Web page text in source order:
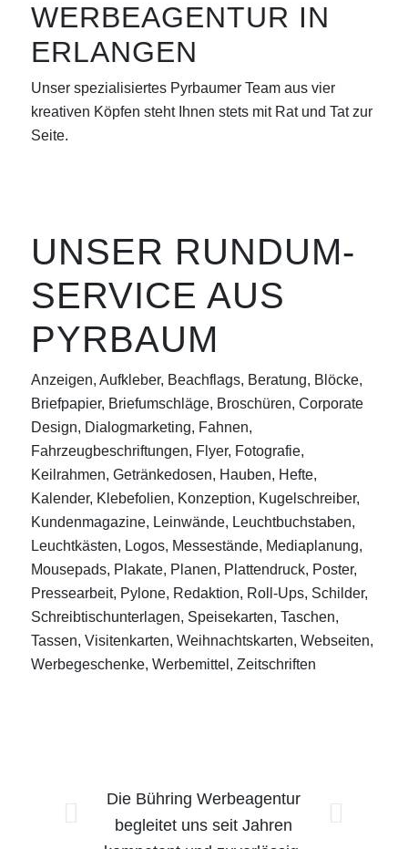
WERBEAGENTUR IN
ERLANGEN
Unser spezialisiertes Pyrbaumer Team aus vier
kreativen Köpfen steht Ihnen stets mit Rat und Tat zur
Seite.
UNSER RUNDUM-
SERVICE AUS
PYRBAUM
Anzeigen, Aufkleber, Beachflags, Beratung, Blöcke,
Briefpapier, Briefumschläge, Broschüren, Corporate
Design, Dialogmarketing, Fahnen,
Fahrzeugbeschriftungen, Flyer, Fotografie,
Keilrahmen, Getränkedosen, Hauben, Hefte,
Kalender, Klebefolien, Konzeption, Kugelschreiber,
Kundenmagazine, Leinwände, Leuchtbuchstaben,
Leuchtkästen, Logos, Messestände, Mediaplanung,
Mousepads, Plakate, Planen, Plattendruck, Poster,
Pressearbeit, Pylone, Redaktion, Roll-Ups, Schilder,
Schreibtischunterlagen, Speisekarten, Taschen,
Tassen, Visitenkarten, Weihnachtskarten, Webseiten,
Werbegeschenke, Werbemittel, Zeitschriften
Die Bühring Werbeagentur
begleitet uns seit Jahren
Weiter